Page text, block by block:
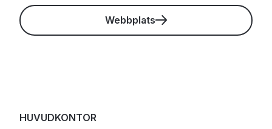
Webbplats
HUVUDKONTOR